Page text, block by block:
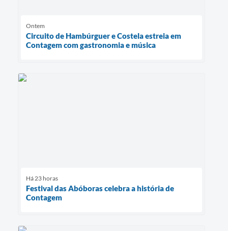
Ontem
Circuito de Hambúrguer e Costela estreia em
Contagem com gastronomia e música
Há 23 horas
Festival das Abóboras celebra a história de
Contagem